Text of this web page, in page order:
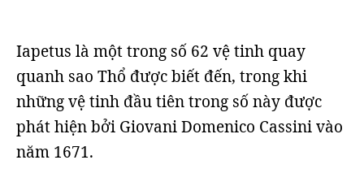
Iapetus là một trong số 62 vệ tinh quay
quanh sao Thổ được biết đến, trong khi
những vệ tinh đầu tiên trong số này được
phát hiện bởi Giovani Domenico Cassini vào
năm 1671.